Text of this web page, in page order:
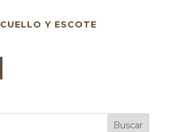
Y ESCOTE
Buscar